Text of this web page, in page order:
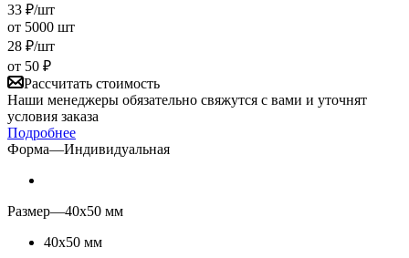
33 ₽/шт
от 5000 шт
28 ₽/шт
от 50 ₽
Рассчитать стоимость
Наши менеджеры обязательно свяжутся с вами и уточнят
условия заказа
Подробнее
Форма—Индивидуальная
Размер—40х50 мм
40х50 мм